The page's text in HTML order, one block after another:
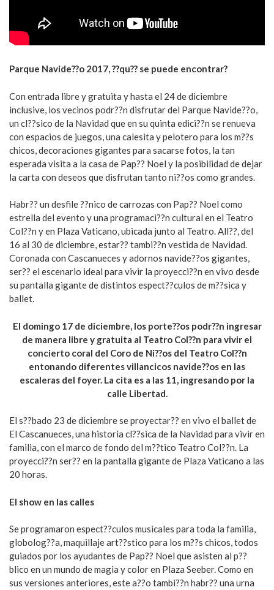
Parque Navide??o 2017, ??qu?? se puede encontrar?
Con entrada libre y gratuita y hasta el 24 de diciembre
inclusive, los vecinos podr??n disfrutar del Parque Navide??o,
un cl??sico de la Navidad que en su quinta edici??n se renueva
con espacios de juegos, una calesita y pelotero para los m??s
chicos, decoraciones gigantes para sacarse fotos, la tan
esperada visita a la casa de Pap?? Noel y la posibilidad de dejar
la carta con deseos que disfrutan tanto ni??os como grandes.
Habr?? un desfile ??nico de carrozas con Pap?? Noel como
estrella del evento y una programaci??n cultural en el Teatro
Col??n y en Plaza Vaticano, ubicada junto al Teatro. All??, del
16 al 30 de diciembre, estar?? tambi??n vestida de Navidad.
Coronada con Cascanueces y adornos navide??os gigantes,
ser?? el escenario ideal para vivir la proyecci??n en vivo desde
su pantalla gigante de distintos espect??culos de m??sica y
ballet.
El domingo 17 de diciembre, los porte??os podr??n ingresar
de manera libre y gratuita al Teatro Col??n para vivir el
concierto coral del Coro de Ni??os del Teatro Col??n
entonando diferentes villancicos navide??os en las
escaleras del foyer. La cita es a las 11, ingresando por la
calle Libertad.
El s??bado 23 de diciembre se proyectar?? en vivo el ballet de
El Cascanueces, una historia cl??sica de la Navidad para vivir en
familia, con el marco de fondo del m??tico Teatro Col??n. La
proyecci??n ser?? en la pantalla gigante de Plaza Vaticano a las
20 horas.
El show en las calles
Se programaron espect??culos musicales para toda la familia,
globolog??a, maquillaje art??stico para los m??s chicos, todos
guiados por los ayudantes de Pap?? Noel que asisten al p??
blico en un mundo de magia y color en Plaza Seeber. Como en
sus versiones anteriores, este a??o tambi??n habr?? una urna